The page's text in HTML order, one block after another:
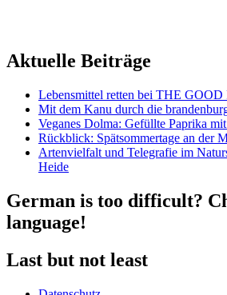
Aktuelle Beiträge
Lebensmittel retten bei THE
Mit dem Kanu durch die
Veganes Dolma: Gefüllte Paprika
Rückblick: Spätsommertage an der
Artenvielfalt und Telegrafie im
Heide
German is too difficult?
language!
Last but not least